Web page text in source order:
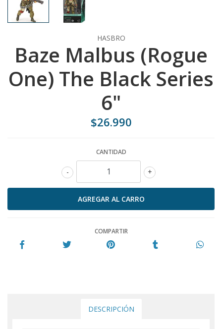
HASBRO
Baze Malbus (Rogue
One) The Black Series
6"
$26.990
CANTIDAD
+
-
COMPARTIR
DESCRIPCIÓN